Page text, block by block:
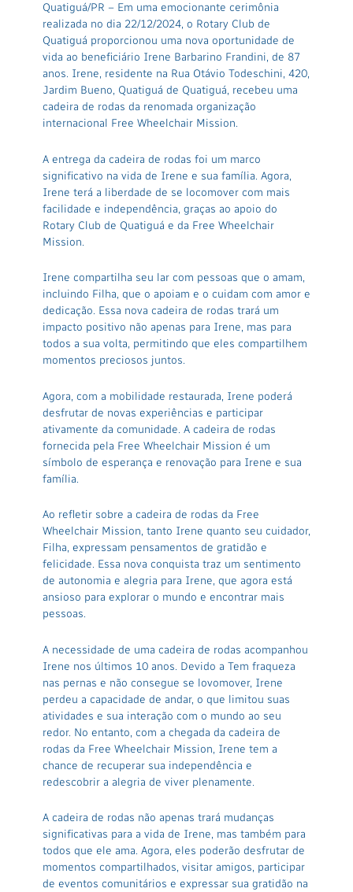
Quatiguá/PR – Em uma emocionante cerimônia
realizada no dia 22/12/2024, o Rotary Club de
Quatiguá proporcionou uma nova oportunidade de
vida ao beneficiário Irene Barbarino Frandini, de 87
anos. Irene, residente na Rua Otávio Todeschini, 420,
Jardim Bueno, Quatiguá de Quatiguá, recebeu uma
cadeira de rodas da renomada organização
internacional Free Wheelchair Mission.
A entrega da cadeira de rodas foi um marco
significativo na vida de Irene e sua família. Agora,
Irene terá a liberdade de se locomover com mais
facilidade e independência, graças ao apoio do
Rotary Club de Quatiguá e da Free Wheelchair
Mission.
Irene compartilha seu lar com pessoas que o amam,
incluindo Filha, que o apoiam e o cuidam com amor e
dedicação. Essa nova cadeira de rodas trará um
impacto positivo não apenas para Irene, mas para
todos a sua volta, permitindo que eles compartilhem
momentos preciosos juntos.
Agora, com a mobilidade restaurada, Irene poderá
desfrutar de novas experiências e participar
ativamente da comunidade. A cadeira de rodas
fornecida pela Free Wheelchair Mission é um
símbolo de esperança e renovação para Irene e sua
família.
Ao refletir sobre a cadeira de rodas da Free
Wheelchair Mission, tanto Irene quanto seu cuidador,
Filha, expressam pensamentos de gratidão e
felicidade. Essa nova conquista traz um sentimento
de autonomia e alegria para Irene, que agora está
ansioso para explorar o mundo e encontrar mais
pessoas.
A necessidade de uma cadeira de rodas acompanhou
Irene nos últimos 10 anos. Devido a Tem fraqueza
nas pernas e não consegue se lovomover, Irene
perdeu a capacidade de andar, o que limitou suas
atividades e sua interação com o mundo ao seu
redor. No entanto, com a chegada da cadeira de
rodas da Free Wheelchair Mission, Irene tem a
chance de recuperar sua independência e
redescobrir a alegria de viver plenamente.
A cadeira de rodas não apenas trará mudanças
significativas para a vida de Irene, mas também para
todos que ele ama. Agora, eles poderão desfrutar de
momentos compartilhados, visitar amigos, participar
de eventos comunitários e expressar sua gratidão na